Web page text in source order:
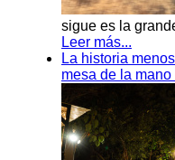
sigue es la
Leer más...
La historia
mesa de la